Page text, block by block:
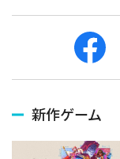
新作ゲーム